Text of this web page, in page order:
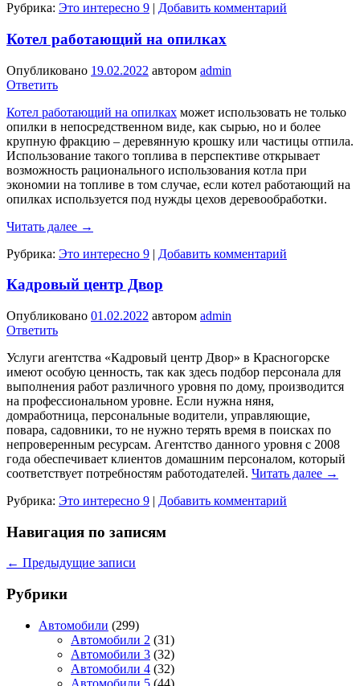
Рубрика: Это интересно 9 | Добавить комментарий
Котел работающий на опилках
Опубликовано 19.02.2022 автором admin
Ответить
Котел работающий на опилках может использовать не только
опилки в непосредственном виде, как сырью, но и более
крупную фракцию – деревянную крошку или частицы отпила.
Использование такого топлива в перспективе открывает
возможность рационального использования котла при
экономии на топливе в том случае, если котел работающий на
опилках используется под нужды цехов деревообработки.
Читать далее →
Рубрика: Это интересно 9 | Добавить комментарий
Кадровый центр Двор
Опубликовано 01.02.2022 автором admin
Ответить
Услуги агентства «Кадровый центр Двор» в Красногорске
имеют особую ценность, так как здесь подбор персонала для
выполнения работ различного уровня по дому, производится
на профессиональном уровне. Если нужна няня,
домработница, персональные водители, управляющие,
повара, садовники, то не нужно терять время в поисках по
непроверенным ресурсам. Агентство данного уровня с 2008
года обеспечивает клиентов домашним персоналом, который
соответствует потребностям работодателей. Читать далее →
Рубрика: Это интересно 9 | Добавить комментарий
Навигация по записям
← Предыдущие записи
Рубрики
Автомобили (299)
Автомобили 2 (31)
Автомобили 3 (32)
Автомобили 4 (32)
Автомобили 5 (44)